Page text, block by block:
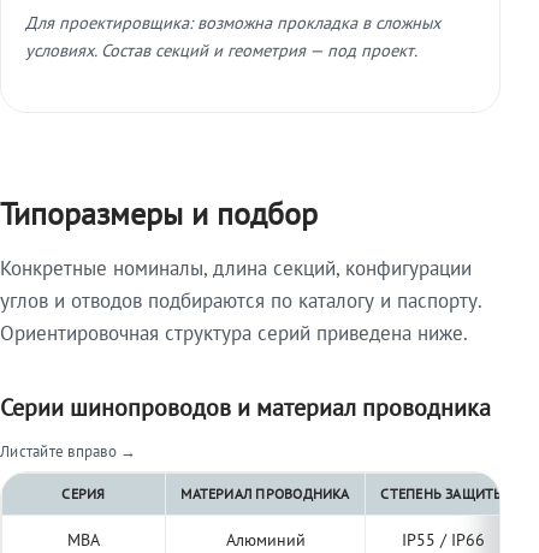
Для проектировщика: возможна прокладка в сложных
условиях. Состав секций и геометрия — под проект.
Типоразмеры и подбор
Конкретные номиналы, длина секций, конфигурации
углов и отводов подбираются по каталогу и паспорту.
Ориентировочная структура серий приведена ниже.
Серии шинопроводов и материал проводника
Листайте вправо →
СЕРИЯ МАТЕРИАЛ ПРОВОДНИКА СТЕПЕНЬ ЗАЩИТЫ
МВА Алюминий IP55 / IP66